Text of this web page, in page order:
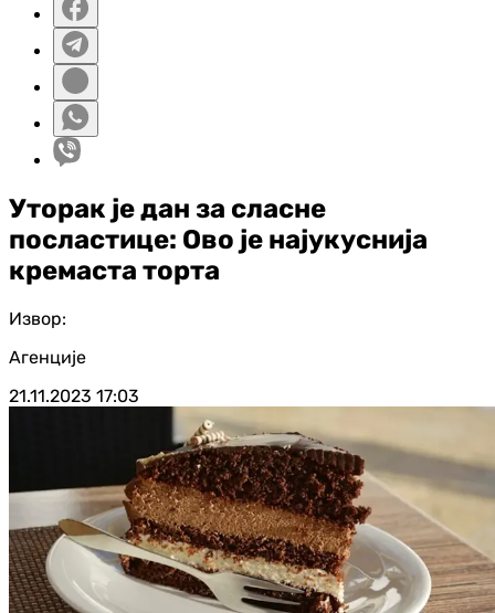
Уторак је дан за сласне
посластице: Ово је најукуснија
кремаста торта
Извор:
Агенције
21.11.2023 17:03